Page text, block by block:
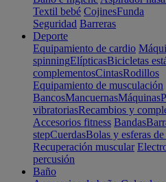
Textil bebé CojinesFunda
Seguridad Barreras
Deporte
Equipamiento de cardio
spinningElípticasBicicletas
complementosCintasRodillos
Equipamiento de musculación
BancosMancuernasMáquinas
vibratoriasRecambios y
Accesorios fitness Bandas
stepCuerdasBolas y esferas
Recuperación muscular
percusión
Baño